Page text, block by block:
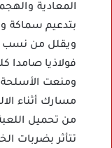
المعادية
بتدعيم سماكة
ويقلل من نسب
فولاذيا صامدا
ومنعت الأسلحة
مسارك أثناء
من تحميل
تتأثر بضربات